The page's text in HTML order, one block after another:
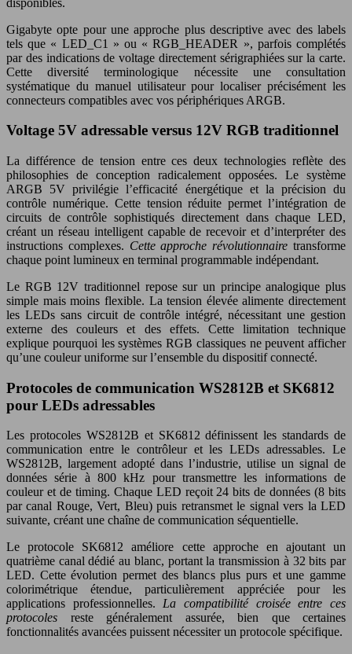
Gigabyte opte pour une approche plus descriptive avec des labels
tels que « LED_C1 » ou « RGB_HEADER », parfois complétés
par des indications de voltage directement sérigraphiées sur la carte.
Cette diversité terminologique nécessite une consultation
systématique du manuel utilisateur pour localiser précisément les
connecteurs compatibles avec vos périphériques ARGB.
Voltage 5V adressable versus 12V RGB traditionnel
La différence de tension entre ces deux technologies reflète des
philosophies de conception radicalement opposées. Le système
ARGB 5V privilégie l’efficacité énergétique et la précision du
contrôle numérique. Cette tension réduite permet l’intégration de
circuits de contrôle sophistiqués directement dans chaque LED,
créant un réseau intelligent capable de recevoir et d’interpréter des
instructions complexes. Cette approche révolutionnairetransforme
chaque point lumineux en terminal programmable indépendant.
Le RGB 12V traditionnel repose sur un principe analogique plus
simple mais moins flexible. La tension élevée alimente directement
les LEDs sans circuit de contrôle intégré, nécessitant une gestion
externe des couleurs et des effets. Cette limitation technique
explique pourquoi les systèmes RGB classiques ne peuvent afficher
qu’une couleur uniforme sur l’ensemble du dispositif connecté.
Protocoles de communication WS2812B et SK6812
pour LEDs adressables
Les protocoles WS2812B et SK6812 définissent les standards de
communication entre le contrôleur et les LEDs adressables. Le
WS2812B, largement adopté dans l’industrie, utilise un signal de
données série à 800 kHz pour transmettre les informations de
couleur et de timing. Chaque LED reçoit 24 bits de données (8 bits
par canal Rouge, Vert, Bleu) puis retransmet le signal vers la LED
suivante, créant une chaîne de communication séquentielle.
Le protocole SK6812 améliore cette approche en ajoutant un
quatrième canal dédié au blanc, portant la transmission à 32 bits par
LED. Cette évolution permet des blancs plus purs et une gamme
colorimétrique étendue, particulièrement appréciée pour les
applications professionnelles.La compatibilité croisée entre ces
protocoles reste généralement assurée, bien que certaines
fonctionnalités avancées puissent nécessiter un protocole spécifique.